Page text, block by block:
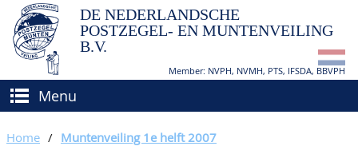
DE NEDERLANDSCHE
POSTZEGEL- EN MUNTENVEILING
B.V.
Member: NVPH, NVMH, PTS, IFSDA, BBVPH
Menu
Home / Muntenveiling 1e helft 2007